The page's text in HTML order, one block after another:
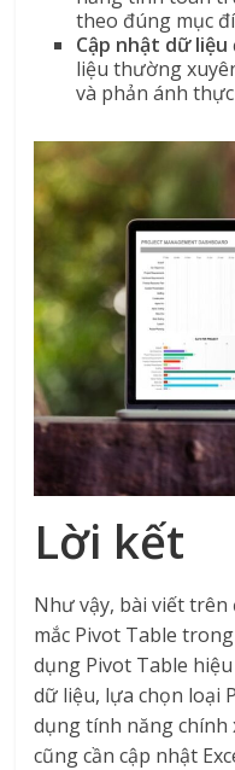
theo đúng mục
Cập nhật dữ liệu
liệu thường
và phản ánh
Lời kết
Như vậy, bài viết
mắc Pivot Table
dụng Pivot Table
dữ liệu, lựa chọn loại
dụng tính năng chính
cũng cần cập nhật